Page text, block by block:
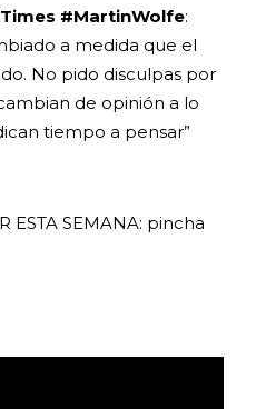
#MartinWolfe:
a medida que el
No pido disculpas por
de opinión a lo
tiempo a pensar”
ESTA SEMANA: pincha